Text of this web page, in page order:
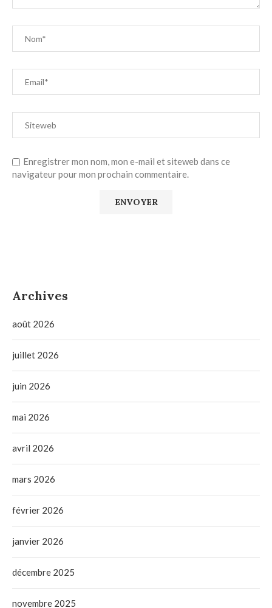
Enregistrer mon nom, mon e-mail et siteweb dans ce
navigateur pour mon prochain commentaire.
Archives
août 2026
juillet 2026
juin 2026
mai 2026
avril 2026
mars 2026
février 2026
janvier 2026
décembre 2025
novembre 2025